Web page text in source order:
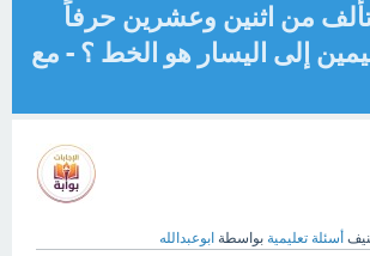
من اثنين وعشرين حرفاً
إلى اليسار هو الخط ؟ - مع
أسئلة تعليمية بواسطة ابوعبدالله